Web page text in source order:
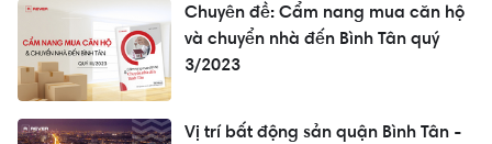
Chuyên đề: Cẩm nang mua căn hộ
và chuyển nhà đến Bình Tân quý
3/2023
Vị trí bất động sản quận Bình Tân -